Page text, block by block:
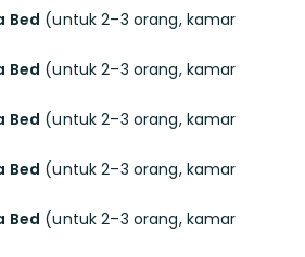
Bed (untuk 2–3 orang, kamar
Bed (untuk 2–3 orang, kamar
Bed (untuk 2–3 orang, kamar
Bed (untuk 2–3 orang, kamar
Bed (untuk 2–3 orang, kamar